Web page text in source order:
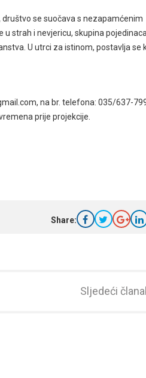
se suočava s nezapamćenim
strah i nevjericu, skupina
U utrci za istinom, postavlja se
na br. telefona: 035/637-
prije projekcije.
Share:
Sljedeći